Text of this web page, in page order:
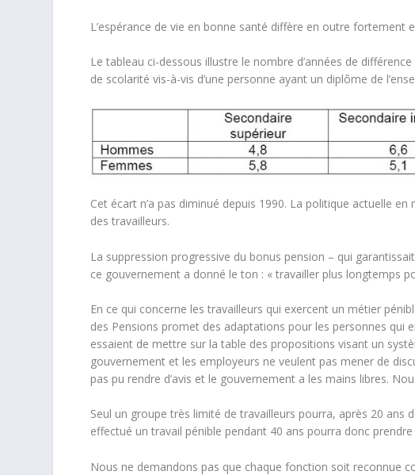
L’espérance de vie en bonne santé diffère en outre fortement
Le tableau ci-dessous illustre le nombre d’années de
de scolarité vis-à-vis d’une personne ayant un diplôme de
Cet écart n’a pas diminué depuis 1990. La politique actuelle
des travailleurs.
La suppression progressive du bonus pension – qui
ce gouvernement a donné le ton : « travailler plus longtemps
En ce qui concerne les travailleurs qui exercent un métier
des Pensions promet des adaptations pour les personnes qui
essaient de mettre sur la table des propositions visant un
gouvernement et les employeurs ne veulent pas mener de
pas pu rendre d’avis et le gouvernement a les mains libres.
Seul un groupe très limité de travailleurs pourra, après 20 ans
effectué un travail pénible pendant 40 ans pourra donc
Nous ne demandons pas que chaque fonction soit reconnue